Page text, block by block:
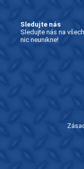
Sledujte nás
Sledujte nás na
nic neunikne!